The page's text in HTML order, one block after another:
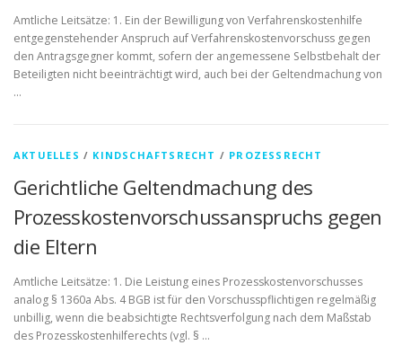
Amtliche Leitsätze: 1. Ein der Bewilligung von Verfahrenskostenhilfe
entgegenstehender Anspruch auf Verfahrenskostenvorschuss gegen
den Antragsgegner kommt, sofern der angemessene Selbstbehalt der
Beteiligten nicht beeinträchtigt wird, auch bei der Geltendmachung von
…
AKTUELLES / KINDSCHAFTSRECHT / PROZESSRECHT
Gerichtliche Geltendmachung des
Prozesskostenvorschussanspruchs gegen
die Eltern
Amtliche Leitsätze: 1. Die Leistung eines Prozesskostenvorschusses
analog § 1360a Abs. 4 BGB ist für den Vorschusspflichtigen regelmäßig
unbillig, wenn die beabsichtigte Rechtsverfolgung nach dem Maßstab
des Prozesskostenhilferechts (vgl. § …